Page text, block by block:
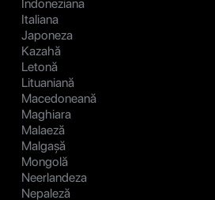
Indoneziana
Italiana
Japoneza
Kazahă
Letonă
Lituaniană
Macedoneană
Maghiara
Malaeză
Malgașă
Mongolă
Neerlandeza
Nepaleză